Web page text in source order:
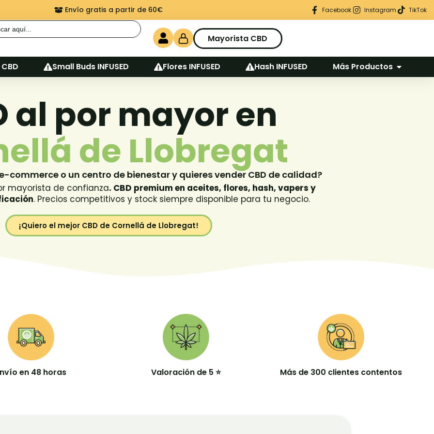
Envío gratis a partir de 60€ Regalo seguro en cada pedidoFacebook Instagram TikTok
Mayorista CBD
Small Buds INFUSED Flores INFUSED Hash INFUSED Más Productos
al por mayor en
de Llobregat
commerce o un centro de bienestar y quieres vender CBD de calidad?
mayorista de confianza. CBD premium en aceites, flores, hash, vapers y
. Precios competitivos y stock siempre disponible para tu negocio.
¡Quiero el mejor CBD de Cornellá de Llobregat!
en 48 horas Valoración de 5 ⭐ Más de 300 clientes contentos